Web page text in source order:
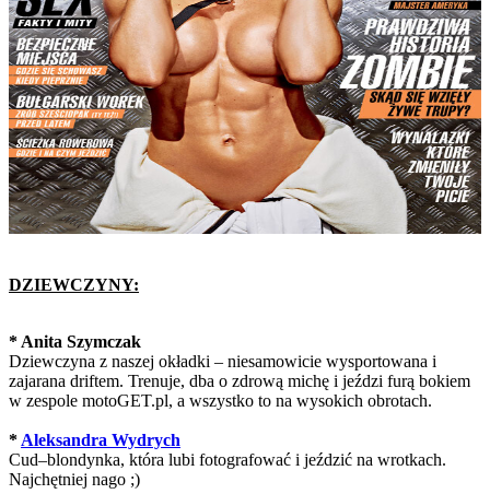
DZIEWCZYNY:
* Anita Szymczak
Dziewczyna z naszej okładki – niesamowicie wysportowana i
zajarana driftem. Trenuje, dba o zdrową michę i jeździ furą bokiem
w zespole motoGET.pl, a wszystko to na wysokich obrotach.
* Aleksandra Wydrych
Cud–blondynka, która lubi fotografować i jeździć na wrotkach.
Najchętniej nago ;)